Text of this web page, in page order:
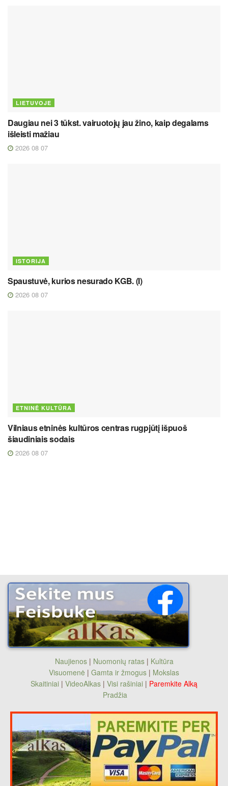
LIETUVOJE
Daugiau nei 3 tūkst. vairuotojų jau žino, kaip degalams
išleisti mažiau
2026 08 07
ISTORIJA
Spaustuvė, kurios nesurado KGB. (I)
2026 08 07
ETNINĖ KULTŪRA
Vilniaus etninės kultūros centras rugpjūtį išpuoš
šiaudiniais sodais
2026 08 07
Naujienos| Nuomonių ratas| Kultūra
Visuomenė | Gamta ir žmogus | Mokslas
Skaitiniai | VideoAlkas | Visi rašiniai | Paremkite Alką
Pradžia